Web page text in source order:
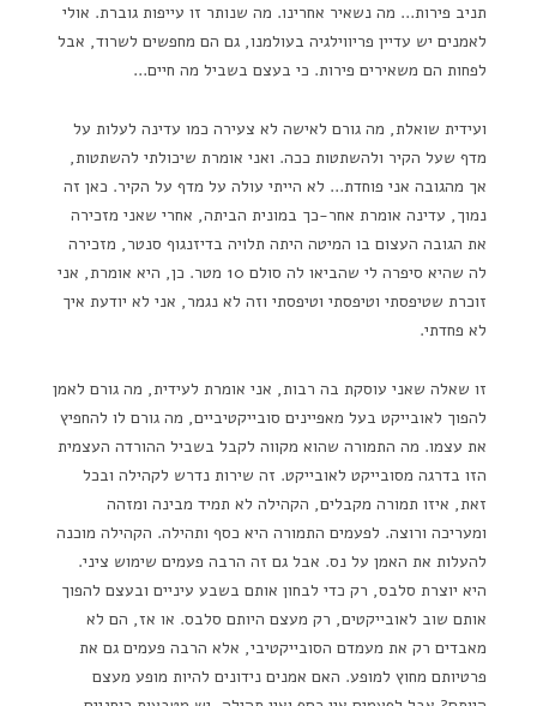
תניב פירות… מה נשאיר אחרינו. מה שנותר זו עייפות גוברת. אולי
לאמנים יש עדיין פריווילגיה בעולמנו, גם הם מחפשים לשרוד, אבל
לפחות הם משאירים פירות. כי בעצם בשביל מה חיים…
ועידית שואלת, מה גורם לאישה לא צעירה כמו עדינה לעלות על
מדף שעל הקיר ולהשתטות ככה. ואני אומרת שיכולתי להשתטות,
אך מהגובה אני פוחדת… לא הייתי עולה על מדף על הקיר. כאן זה
נמוך, עדינה אומרת אחר-כך במונית הביתה, אחרי שאני מזכירה
את הגובה העצום בו המיטה היתה תלויה בדיזנגוף סנטר, מזכירה
לה שהיא סיפרה לי שהביאו לה סולם 10 מטר. כן, היא אומרת, אני
זוכרת שטיפסתי וטיפסתי וטיפסתי וזה לא נגמר, אני לא יודעת איך
לא פחדתי.
זו שאלה שאני עוסקת בה רבות, אני אומרת לעידית, מה גורם לאמן
להפוך לאובייקט בעל מאפיינים סובייקטיביים, מה גורם לו להחפיץ
את עצמו. מה התמורה שהוא מקווה לקבל בשביל ההורדה העצמית
הזו בדרגה מסובייקט לאובייקט. זה שירות נדרש לקהילה ובכל
זאת, איזו תמורה מקבלים, הקהילה לא תמיד מבינה ומזהה
ומעריכה ורוצה. לפעמים התמורה היא כסף ותהילה. הקהילה מוכנה
להעלות את האמן על נס. אבל גם זה הרבה פעמים שימוש ציני.
היא יוצרת סלבס, רק כדי לבחון אותם בשבע עיניים ובעצם להפוך
אותם שוב לאובייקטים, רק מעצם היותם סלבס. או אז, הם לא
מאבדים רק את מעמדם הסובייקטיבי, אלא הרבה פעמים גם את
פרטיותם מחוץ למופע. האם אמנים נידונים להיות מופע מעצם